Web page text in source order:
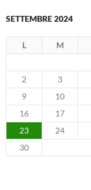
SETTEMBRE 2024
L M
2
3
9
10
16
17
23
24
30